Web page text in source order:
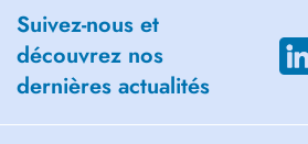
Suivez-nous et
découvrez nos
dernières actualités